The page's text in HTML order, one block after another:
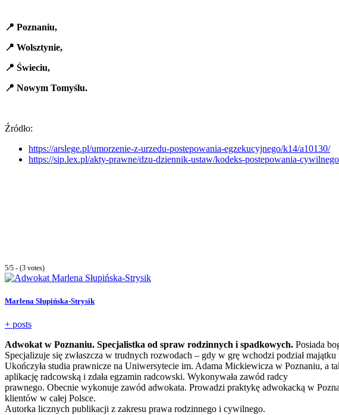
📍 Poznaniu,
📍 Wolsztynie,
📍 Świeciu,
📍 Nowym Tomyślu.
Źródło:
https://arslege.pl/umorzenie-z-urzedu-postepowania-egzekucyjnego/k14/a10130/
https://sip.lex.pl/akty-prawne/dzu-dziennik-ustaw/kodeks-postepowania-
5/5 - (3 votes)
Marlena Słupińska-Strysik
+ posts
Adwokat w Poznaniu. Specjalistka od spraw rodzinnych i spadkowych. Posiada
Specjalizuje się zwłaszcza w trudnych rozwodach – gdy w grę wchodzi podział
Ukończyła studia prawnicze na Uniwersytecie im. Adama Mickiewicza w Poznaniu, a
aplikację radcowską i zdała egzamin radcowski. Wykonywała zawód radcy
prawnego. Obecnie wykonuje zawód adwokata. Prowadzi praktykę adwokacką w
klientów w całej Polsce.
Autorka licznych publikacji z zakresu prawa rodzinnego i cywilnego.